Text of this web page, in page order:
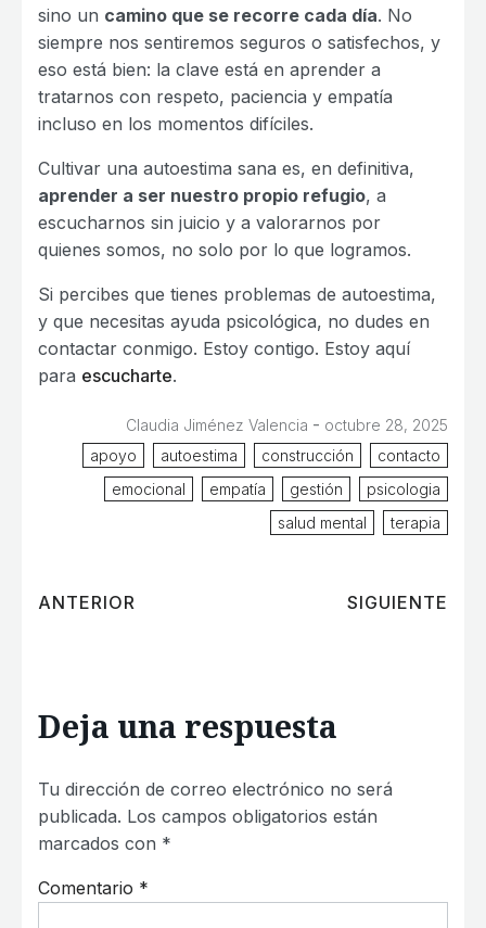
sino un camino que se recorre cada día. No
siempre nos sentiremos seguros o satisfechos, y
eso está bien: la clave está en aprender a
tratarnos con respeto, paciencia y empatía
incluso en los momentos difíciles.
Cultivar una autoestima sana es, en definitiva,
aprender a ser nuestro propio refugio, a
escucharnos sin juicio y a valorarnos por
quienes somos, no solo por lo que logramos.
Si percibes que tienes problemas de autoestima,
y que necesitas ayuda psicológica, no dudes en
contactar conmigo. Estoy contigo. Estoy aquí
para escucharte.
Claudia Jiménez Valencia - octubre 28, 2025
apoyo
autoestima construcción
contacto
emocional
empatía gestión
psicologia
salud mental
terapia
ANTERIOR SIGUIENTE
Deja una respuesta
Tu dirección de correo electrónico no será
publicada. Los campos obligatorios están
marcados con *
Comentario *